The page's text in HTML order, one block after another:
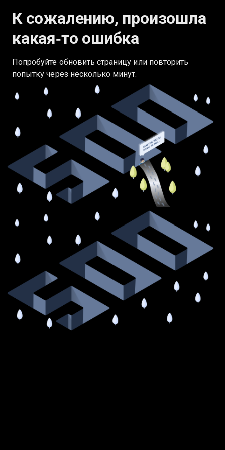
К сожалению, произошла
какая‑то ошибка
Попробуйте обновить страницу или повторить
попытку через несколько минут.